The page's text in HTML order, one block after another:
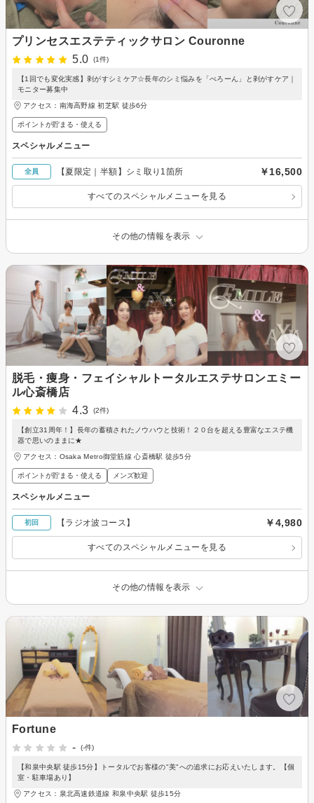
プリンセスエステティックサロン Couronne
5.0
(1件)
【1回でも変化実感】剥がすシミケア☆長年のシミ悩みを「ぺろーん」と剥がすケア｜
モニター募集中
アクセス：南海高野線 初芝駅 徒歩6分
ポイントが貯まる・使える
スペシャルメニュー
全員 【夏限定｜半額】シミ取り1箇所 ￥16,500
すべてのスペシャルメニューを見る
その他の情報を表示
脱毛・痩身・フェイシャルトータルエステサロンエミー
ル心斎橋店
4.3
(2件)
【創立31周年！】長年の蓄積されたノウハウと技術！２０台を超える豊富なエステ機
器で思いのままに★
アクセス：Osaka Metro御堂筋線 心斎橋駅 徒歩5分
ポイントが貯まる・使える メンズ歓迎
スペシャルメニュー
初回 【ラジオ波コース】 ￥4,980
すべてのスペシャルメニューを見る
その他の情報を表示
Fortune
-
(-件)
【和泉中央駅 徒歩15分】トータルでお客様の"美"への追求にお応えいたします。【個
室・駐車場あり】
アクセス：泉北高速鉄道線 和泉中央駅 徒歩15分